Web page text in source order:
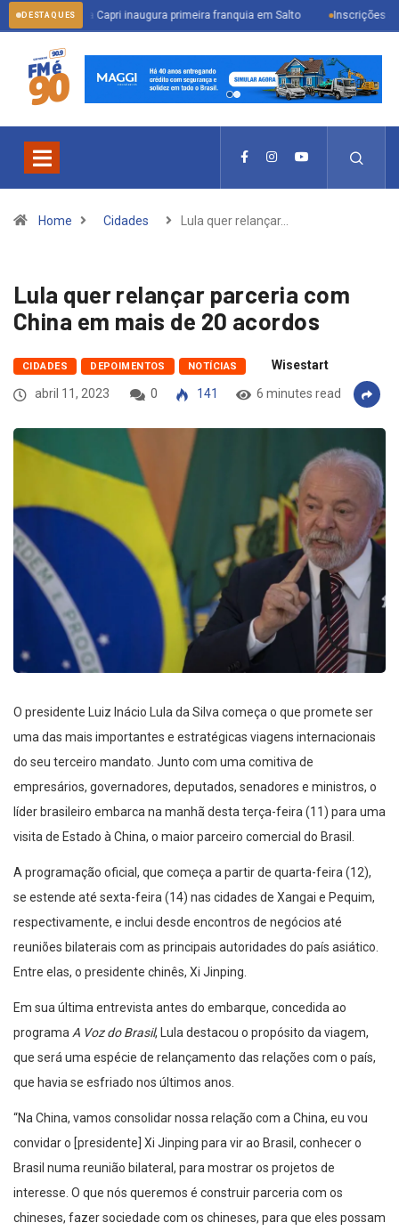
DESTAQUES
Bella Capri inaugura primeira franquia em Salto Inscrições abertas para
Home Cidades Lula quer relançar…
Lula quer relançar parceria com
China em mais de 20 acordos
CIDADES DEPOIMENTOS NOTÍCIAS
Wisestart
abril 11, 2023
0 141 6 minutes read
O presidente Luiz Inácio Lula da Silva começa o que promete ser
uma das mais importantes e estratégicas viagens internacionais
do seu terceiro mandato. Junto com uma comitiva de
empresários, governadores, deputados, senadores e ministros, o
líder brasileiro embarca na manhã desta terça-feira (11) para uma
visita de Estado à China, o maior parceiro comercial do Brasil.
A programação oficial, que começa a partir de quarta-feira (12),
se estende até sexta-feira (14) nas cidades de Xangai e Pequim,
respectivamente, e inclui desde encontros de negócios até
reuniões bilaterais com as principais autoridades do país asiático.
Entre elas, o presidente chinês, Xi Jinping.
Em sua última entrevista antes do embarque, concedida ao
programaA Voz do Brasil, Lula destacou o propósito da viagem,
que será uma espécie de relançamento das relações com o país,
que havia se esfriado nos últimos anos.
“Na China, vamos consolidar nossa relação com a China, eu vou
convidar o [presidente] Xi Jinping para vir ao Brasil, conhecer o
Brasil numa reunião bilateral, para mostrar os projetos de
interesse. O que nós queremos é construir parceria com os
chineses, fazer sociedade com os chineses, para que eles possam